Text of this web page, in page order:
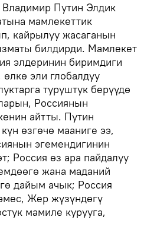
Путин Элдик
мамлекеттик
кайрылуу жасаганын
билдирди. Мамлекет
элдеринин биримдиги
эли глобалдуу
туруштук берүүдө
Россиянын
айтты. Путин
өзгөчө мааниге ээ,
эгемендигинин
Россия өз ара пайдалуу
жана маданий
дайым ачык; Россия
Жер жүзүндөгү
мамиле курууга,